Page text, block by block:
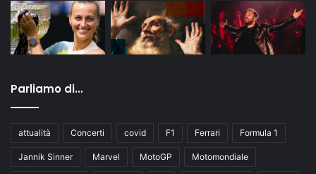
Parliamo di…
attualità Concerti covid F1 Ferrari Formula 1
Jannik Sinner Marvel MotoGP Motomondiale